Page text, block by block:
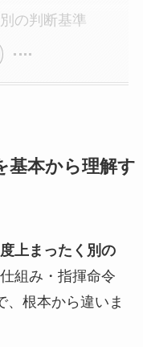
の判断基準
基本から理解す
上まったく別の
組み・指揮命令
、根本から違いま